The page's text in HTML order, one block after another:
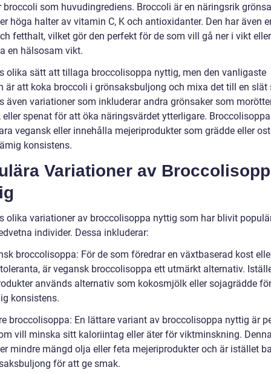
broccoli som huvudingrediens. Broccoli är en näringsrik
höga halter av vitamin C, K och antioxidanter. Den har även
fetthalt, vilket gör den perfekt för de som vill gå ner i vikt eller
en hälsosam vikt.
olika sätt att tillaga broccolisoppa nyttig, men den vanligaste
är att koka broccoli i grönsaksbuljong och mixa det till en slät
även variationer som inkluderar andra grönsaker som
spenat för att öka näringsvärdet ytterligare.
vegansk eller innehålla mejeriprodukter som grädde eller
konsistens.
Variationer av
olika variationer av broccolisoppa nyttig som har blivit
individer. Dessa inkluderar:
broccolisoppa: För de som föredrar en växtbaserad kost
är vegansk broccolisoppa ett utmärkt alternativ.
används alternativ som kokosmjölk eller sojagrädde
konsistens.
broccolisoppa: En lättare variant av broccolisoppa nyttig är
vill minska sitt kaloriintag eller äter för viktminskning.
mindre mängd olja eller feta mejeriprodukter och är istället
för att ge smak.